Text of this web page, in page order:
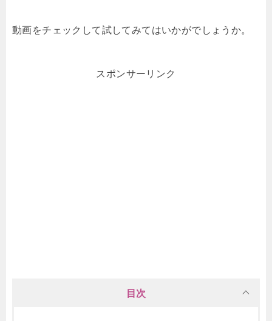
動画をチェックして試してみてはいかがでしょうか。
スポンサーリンク
目次